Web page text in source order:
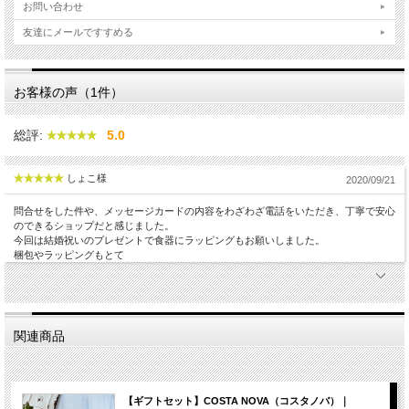
お問い合わせ
友達にメールですすめる
お客様の声（1件）
総評: 5.0
しょこ様 2020/09/21
問合せをした件や、メッセージカードの内容をわざわざ電話をいただき、丁寧で安心
のできるショップだと感じました。
今回は結婚祝いのプレゼントで食器にラッピングもお願いしました。
梱包やラッピングもとて
関連商品
【ギフトセット】COSTA NOVA（コスタノバ）｜